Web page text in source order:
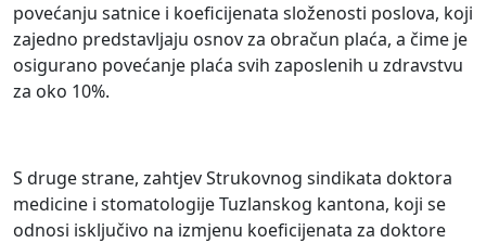
povećanju satnice i koeficijenata složenosti poslova, koji
zajedno predstavljaju osnov za obračun plaća, a čime je
osigurano povećanje plaća svih zaposlenih u zdravstvu
za oko 10%.
S druge strane, zahtjev Strukovnog sindikata doktora
medicine i stomatologije Tuzlanskog kantona, koji se
odnosi isključivo na izmjenu koeficijenata za doktore